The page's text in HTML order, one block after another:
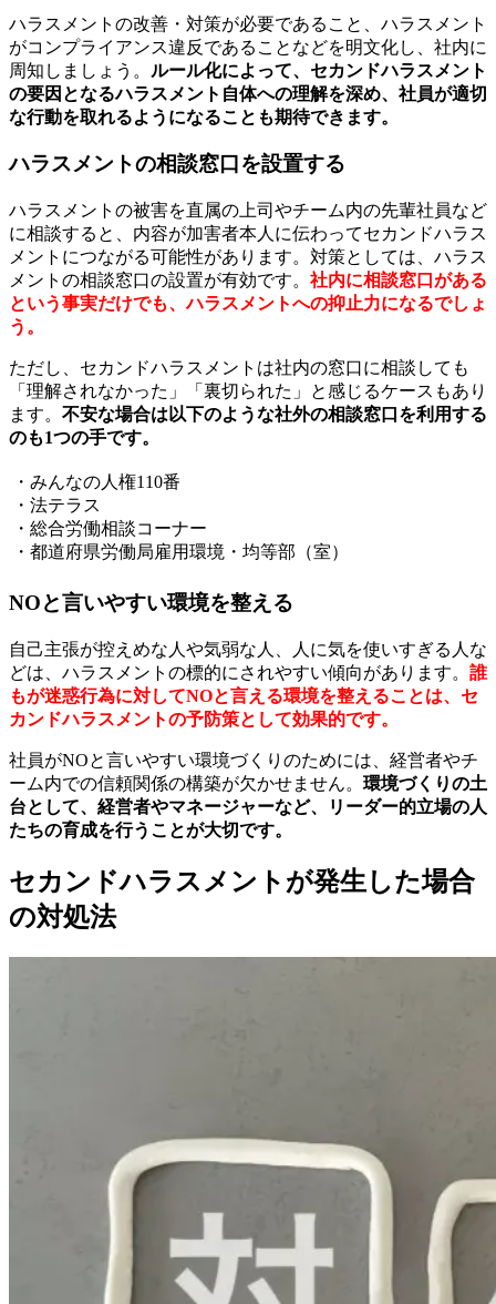
ハラスメントの改善・対策が必要であること、ハラスメント
がコンプライアンス違反であることなどを明文化し、社内に
周知しましょう。 ルール化によって、セカンドハラスメント
の要因となるハラスメント自体への理解を深め、社員が適切
な行動を取れるようになることも期待できます。
ハラスメントの相談窓口を設置する
ハラスメントの被害を直属の上司やチーム内の先輩社員など
に相談すると、内容が加害者本人に伝わってセカンドハラス
メントにつながる可能性があります。対策としては、ハラス
メントの相談窓口の設置が有効です。 社内に相談窓口がある
という事実だけでも、ハラスメントへの抑止力になるでしょ
う。
ただし、セカンドハラスメントは社内の窓口に相談しても
「理解されなかった」「裏切られた」と感じるケースもあり
ます。 不安な場合は以下のような社外の相談窓口を利用する
のも1つの手です。
・みんなの人権110番
・法テラス
・総合労働相談コーナー
・都道府県労働局雇用環境・均等部（室）
NOと言いやすい環境を整える
自己主張が控えめな人や気弱な人、人に気を使いすぎる人な
どは、ハラスメントの標的にされやすい傾向があります。 誰
もが迷惑行為に対してNOと言える環境を整えることは、セ
カンドハラスメントの予防策として効果的です。
社員がNOと言いやすい環境づくりのためには、経営者やチ
ーム内での信頼関係の構築が欠かせません。 環境づくりの土
台として、経営者やマネージャーなど、リーダー的立場の人
たちの育成を行うことが大切です。
セカンドハラスメントが発生した場合
の対処法